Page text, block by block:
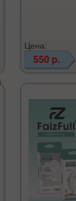
Цена:
550 р.